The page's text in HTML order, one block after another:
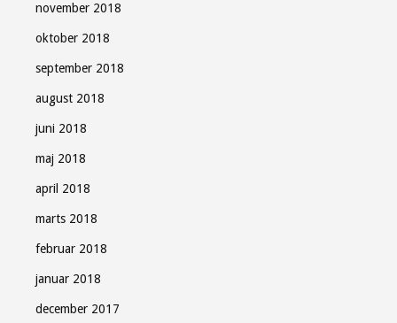
november 2018
oktober 2018
september 2018
august 2018
juni 2018
maj 2018
april 2018
marts 2018
februar 2018
januar 2018
december 2017